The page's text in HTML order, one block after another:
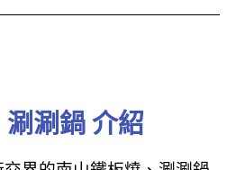
涮鍋 介紹